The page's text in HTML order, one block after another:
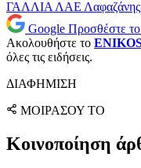
ΓΑΛΛΙΑ ΛΑΕ Λαφαζάνης
Google Προσθέστε
Ακολουθήστε το
όλες τις ειδήσεις.
ΔΙΑΦΗΜΙΣΗ
ΜΟΙΡΑΣΟΥ ΤΟ
Κοινοποίηση